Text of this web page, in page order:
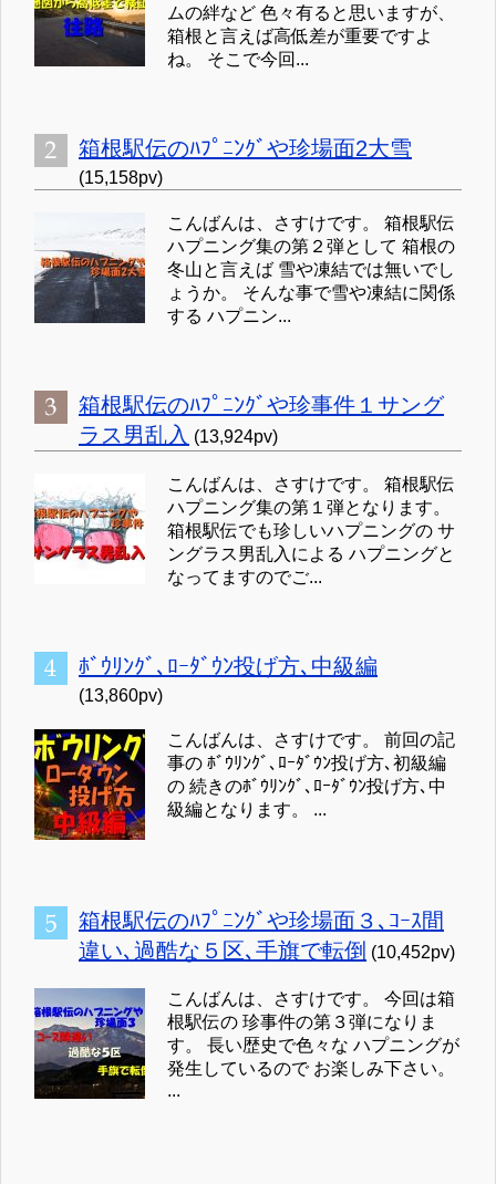
ムの絆など 色々有ると思いますが、
箱根と言えば高低差が重要ですよ
ね。 そこで今回...
箱根駅伝のﾊﾌﾟﾆﾝｸﾞや珍場面2大雪
(15,158pv)
こんばんは、さすけです。 箱根駅伝
ハプニング集の第２弾として 箱根の
冬山と言えば 雪や凍結では無いでし
ょうか。 そんな事で雪や凍結に関係
する ハプニン...
箱根駅伝のﾊﾌﾟﾆﾝｸﾞや珍事件１サング
ラス男乱入 (13,924pv)
こんばんは、さすけです。 箱根駅伝
ハプニング集の第１弾となります。
箱根駅伝でも珍しいハプニングの サ
ングラス男乱入による ハプニングと
なってますのでご...
ﾎﾞｳﾘﾝｸﾞ､ﾛｰﾀﾞｳﾝ投げ方､中級編
(13,860pv)
こんばんは、さすけです。 前回の記
事の ﾎﾞｳﾘﾝｸﾞ､ﾛｰﾀﾞｳﾝ投げ方､初級編
の 続きのﾎﾞｳﾘﾝｸﾞ､ﾛｰﾀﾞｳﾝ投げ方､中
級編となります。 ...
箱根駅伝のﾊﾌﾟﾆﾝｸﾞや珍場面３､ｺｰｽ間
違い､過酷な５区､手旗で転倒 (10,452pv)
こんばんは、さすけです。 今回は箱
根駅伝の 珍事件の第３弾になりま
す。 長い歴史で色々な ハプニングが
発生しているので お楽しみ下さい。
...